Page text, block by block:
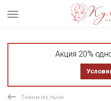
Акция 20%
Ткани из льна